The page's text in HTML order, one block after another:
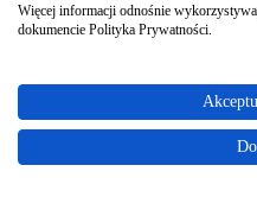
Więcej informacji odnośnie
dokumencie Polityka Prywatności.